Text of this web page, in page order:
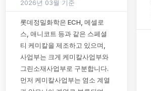
2026년 03월 기준
롯데정밀화학은 ECH, 메셀로
스, 애니코트 등과 같은 스페셜
티 케미칼을 제조하고 있으며,
사업부는 크게 케미칼사업부와
그린소재사업부로 구분합니다.
먼저 케미칼사업부는 염소 계열